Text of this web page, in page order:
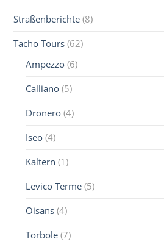
Straßenberichte (8)
Tacho Tours (62)
Ampezzo (6)
Calliano (5)
Dronero (4)
Iseo (4)
Kaltern (1)
Levico Terme (5)
Oisans (4)
Torbole (7)